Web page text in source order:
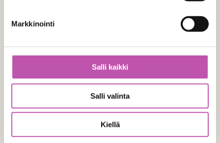
Markkinointi
Salli kaikki
Salli valinta
Kiellä
u
i
u
u
m
Toimitusosoite